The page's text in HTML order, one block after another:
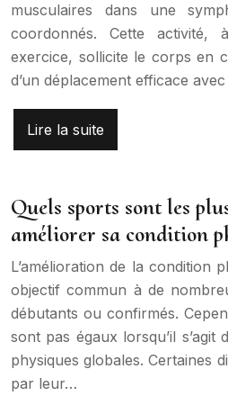
musculaires dans une
coordonnés. Cette
exercice, sollicite le corps en
d’un déplacement efficace
Lire la suite
Quels sports sont les
améliorer sa condition
L’amélioration de la condition
objectif commun à de
débutants ou confirmés.
sont pas égaux lorsqu’il s’agit
physiques globales. Certaines
par leur…